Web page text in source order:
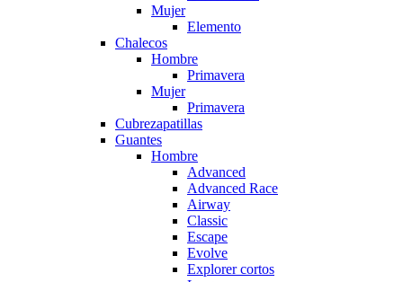
Mujer
Elemento
Chalecos
Hombre
Primavera
Mujer
Primavera
Cubrezapatillas
Guantes
Hombre
Advanced
Advanced Race
Airway
Classic
Escape
Evolve
Explorer cortos